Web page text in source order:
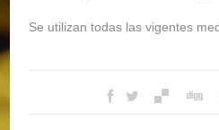
Se utilizan todas las vigentes